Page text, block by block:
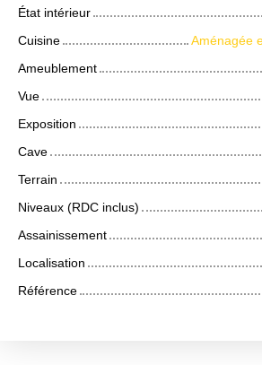
État intérieur
Cuisine
Aménagée
Ameublement
Vue
Exposition
Cave
Terrain
Niveaux (RDC inclus)
Assainissement
Localisation
Référence